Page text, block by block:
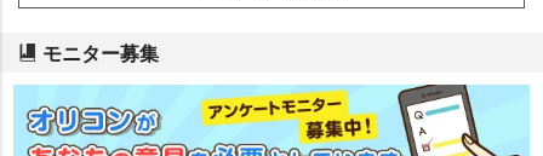
モニター募集